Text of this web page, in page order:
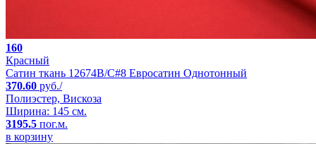
160
Красный
Сатин ткань 12674B/C#8 Евросатин Однотонный
370.60 руб./
Полиэстер, Вискоза
Ширина: 145 см.
3195.5 пог.м.
в корзину